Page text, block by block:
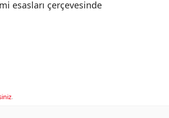
esasları çerçevesinde
.